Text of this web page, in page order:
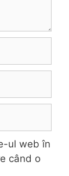
ul web în
când o